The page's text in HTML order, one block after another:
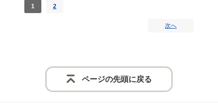
1 2
次へ
ページの先頭に戻る